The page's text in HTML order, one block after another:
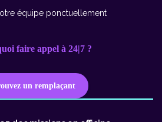
équipe ponctuellement
faire appel à 24|7 ?
un remplaçant